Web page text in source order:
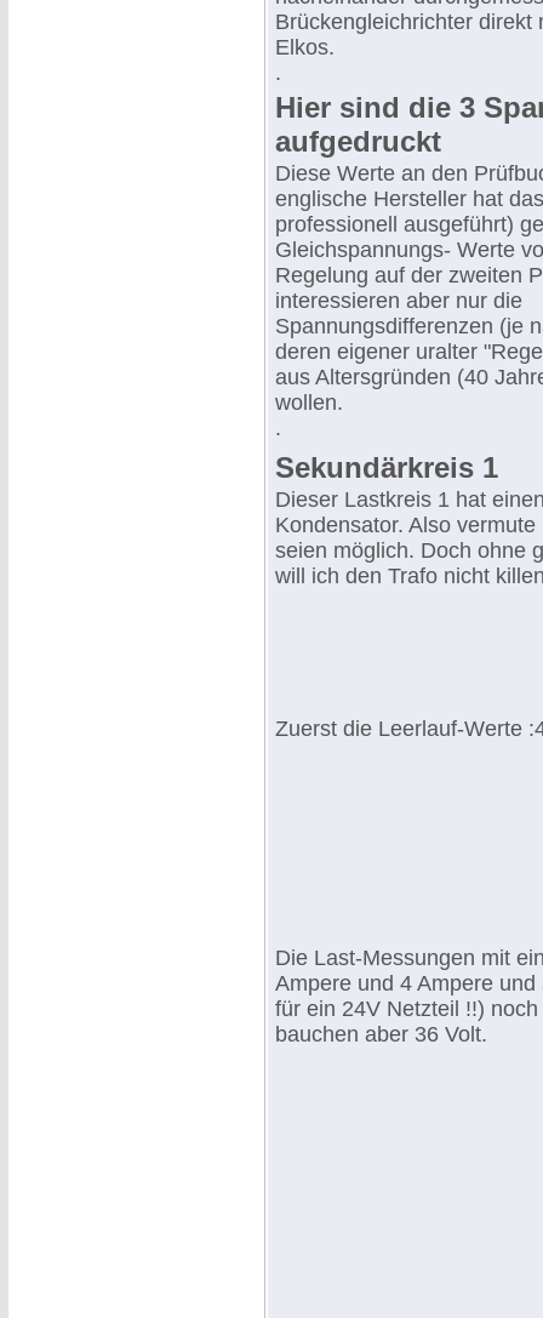
Brückengleichrichter direkt
Elkos.
.
Hier sind die 3
aufgedruckt
Diese Werte an den
englische Hersteller hat
professionell ausgeführt)
Gleichspannungs- Werte
Regelung auf der zweiten
interessieren aber nur die
Spannungsdifferenzen (je
deren eigener uralter
aus Altersgründen (40
wollen.
.
Sekundärkreis 1
Dieser Lastkreis 1 hat
Kondensator. Also
seien möglich. Doch ohne
will ich den Trafo nicht
Zuerst die Leerlauf-Werte
Die Last-Messungen mit
Ampere und 4 Ampere
für ein 24V Netzteil !!)
bauchen aber 36 Volt.